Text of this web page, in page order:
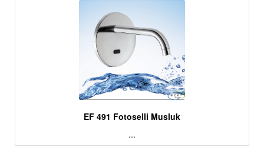
EF 491 Fotoselli Musluk
...